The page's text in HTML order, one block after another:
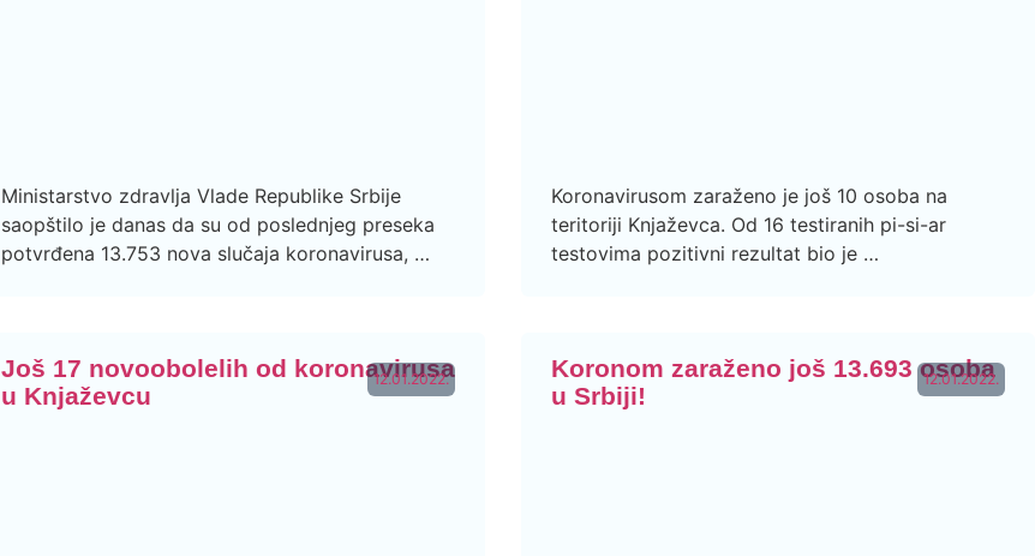
Ministarstvo zdravlja Vlade Republike Srbije
saopštilo je danas da su od poslednjeg preseka
potvrđena 13.753 nova slučaja koronavirusa, …
Koronavirusom zaraženo je još 10 osoba na
teritoriji Knjaževca. Od 16 testiranih pi-si-ar
testovima pozitivni rezultat bio je …
12.01.2022.
Još 17 novoobolelih od koronavirusa
u Knjaževcu
12.01.2022.
Koronom zaraženo još 13.693 osoba
u Srbiji!